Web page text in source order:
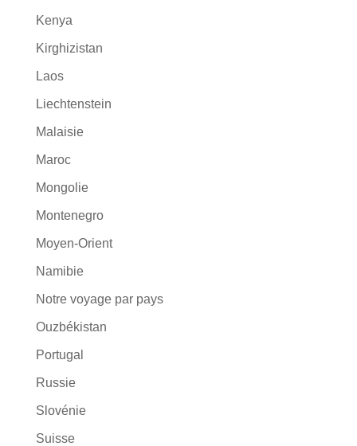
Kenya
Kirghizistan
Laos
Liechtenstein
Malaisie
Maroc
Mongolie
Montenegro
Moyen-Orient
Namibie
Notre voyage par pays
Ouzbékistan
Portugal
Russie
Slovénie
Suisse